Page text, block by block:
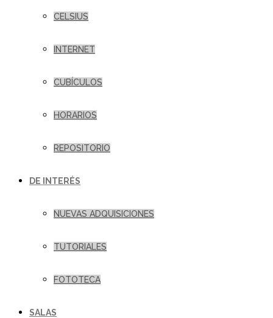
CELSIUS
INTERNET
CUBÍCULOS
HORARIOS
REPOSITORIO
DE INTERÉS
NUEVAS ADQUISICIONES
TUTORIALES
FOTOTECA
SALAS